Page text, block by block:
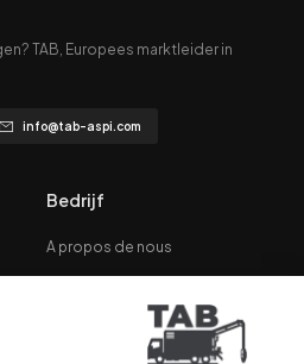
TAB, Europees marktleider in
info@tab-aspi.com
Bedrijf
A propos de nous